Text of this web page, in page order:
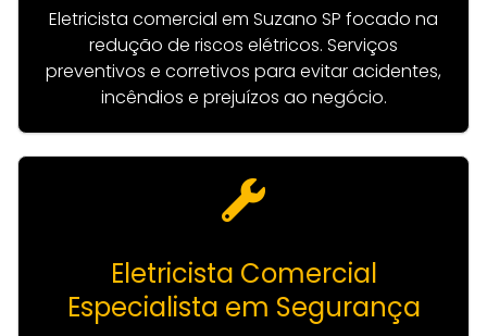
Eletricista comercial em Suzano SP focado na
redução de riscos elétricos. Serviços
preventivos e corretivos para evitar acidentes,
incêndios e prejuízos ao negócio.
Eletricista Comercial
Especialista em Segurança